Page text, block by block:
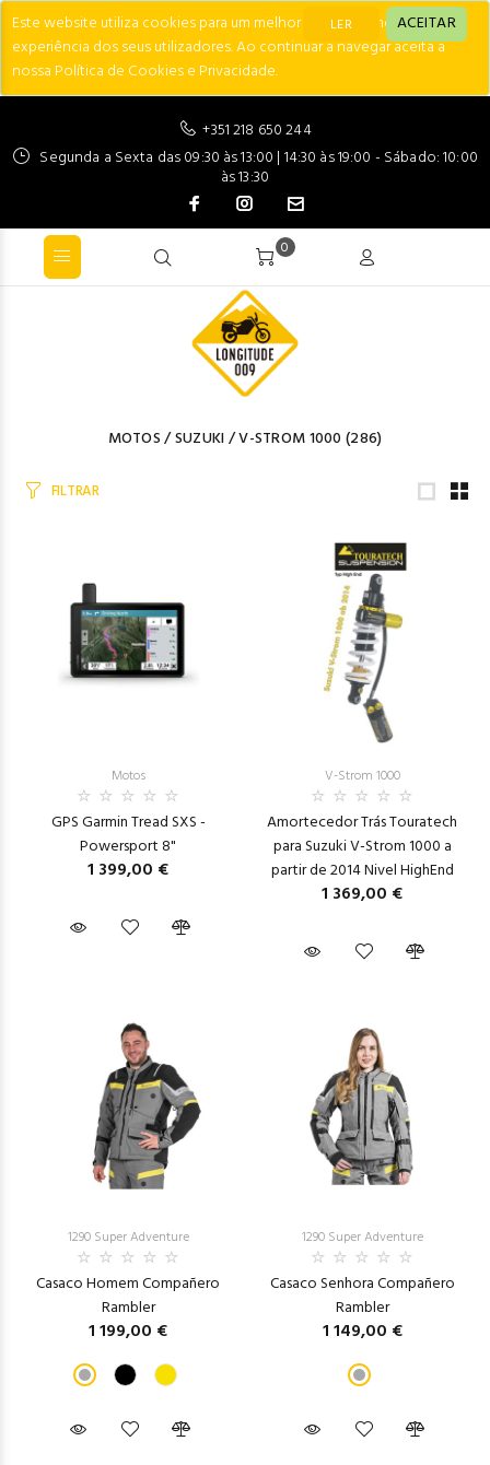
Este website utiliza cookies para um melhor desempenho e
experiência dos seus utilizadores. Ao continuar a navegar aceita a
nossa Política de Cookies e Privacidade.
LER ACEITAR
+351 218 650 244
Segunda a Sexta das 09:30 às 13:00 | 14:30 às 19:00 - Sábado: 10:00
às 13:30
0
MOTOS/SUZUKI/V-STROM 1000 (286)
FILTRAR
Motos
GPS Garmin Tread SXS -
Powersport 8"
1 399,00 €
V-Strom 1000
Amortecedor Trás Touratech
para Suzuki V-Strom 1000 a
partir de 2014 Nivel HighEnd
1 369,00 €
1290 Super Adventure
Casaco Homem Compañero
Rambler
1 199,00 €
1290 Super Adventure
Casaco Senhora Compañero
Rambler
1 149,00 €